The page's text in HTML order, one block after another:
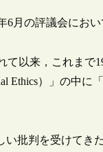
月の評議会におい
以来，これまで
Ethics）」の中
批判を受けてき